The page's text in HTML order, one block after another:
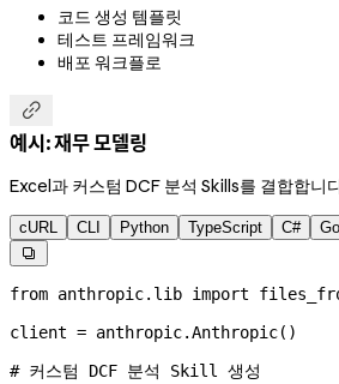
코드 생성 템플릿
테스트 프레임워크
배포 워크플로

예시: 재무 모델링
Excel과 커스텀 DCF 분석 Skills를 결합합니
cURL CLI Python TypeScript C# Go

from anthropic.lib import
client = anthropic.Anthropic()
# 커스텀 DCF 분석 Skill 생성